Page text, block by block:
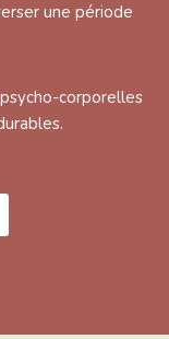
une période
corporelles